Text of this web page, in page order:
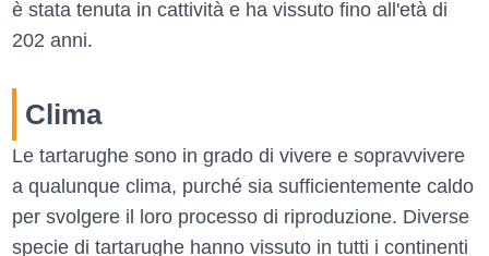
è stata tenuta in cattività e ha vissuto fino all'età di
202 anni.
Clima
Le tartarughe sono in grado di vivere e sopravvivere
a qualunque clima, purché sia sufficientemente caldo
per svolgere il loro processo di riproduzione. Diverse
specie di tartarughe hanno vissuto in tutti i continenti